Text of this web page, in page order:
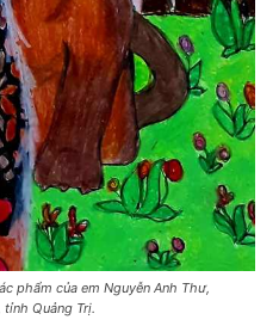
phẩm của em Nguyễn Anh Thư,
tỉnh Quảng Trị.